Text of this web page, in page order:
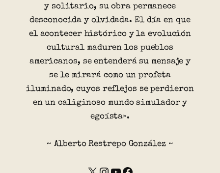
y solitario, su obra permanece
desconocida y olvidada. El día en que
el acontecer histórico y la evolución
cultural maduren los pueblos
americanos, se entenderá su mensaje y
se le mirará como un profeta
iluminado, cuyos reflejos se perdieron
en un caliginoso mundo simulador y
egoísta».
~ Alberto Restrepo González ~